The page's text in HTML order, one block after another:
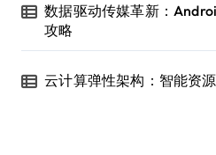
数据驱动传媒革新：
攻略
云计算弹性架构：智能资